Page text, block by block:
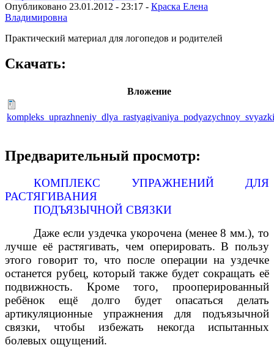
Опубликовано 23.01.2012 - 23:17 - Краска Елена
Владимировна
Практический материал для логопедов и родителей
Скачать:
Вложение
Предварительный просмотр:
КОМПЛЕКС УПРАЖНЕНИЙ ДЛЯ
РАСТЯГИВАНИЯ
ПОДЪЯЗЫЧНОЙ СВЯЗКИ
Даже если уздечка укорочена (менее 8 мм.), то
лучше её растягивать, чем оперировать. В пользу
этого говорит то, что после операции на уздечке
останется рубец, который также будет сокращать её
подвижность. Кроме того, прооперированный
ребёнок ещё долго будет опасаться делать
артикуляционные упражнения для подъязычной
связки, чтобы избежать некогда испытанных
болевых ощущений.